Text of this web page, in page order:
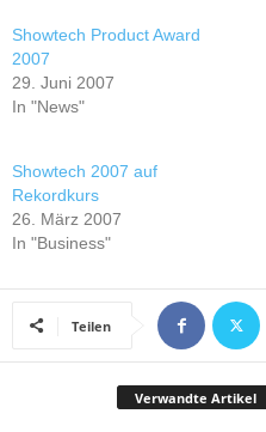
Showtech Product Award
2007
29. Juni 2007
In "News"
Showtech 2007 auf
Rekordkurs
26. März 2007
In "Business"
Teilen
Verwandte Artikel